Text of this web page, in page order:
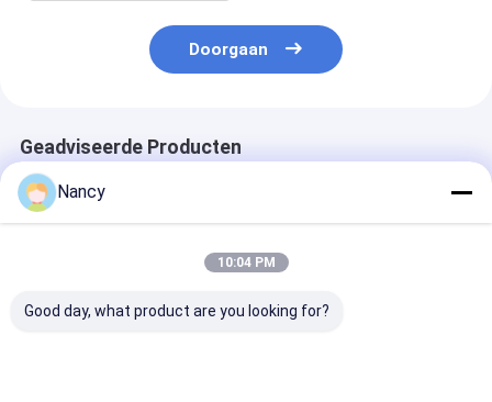
Doorgaan
Geadviseerde Producten
Nancy
10:04 PM
Good day, what product are you looking for?